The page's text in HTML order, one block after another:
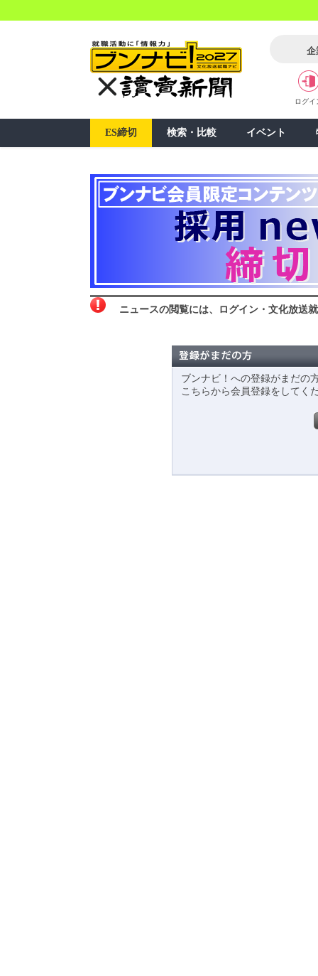
企
ログイ
ES締切 検索・比較 イベント
ニュースの閲覧には、ログイン・文化放送
ブンナビ！への登録がまだの
こちらから会員登録をしてく